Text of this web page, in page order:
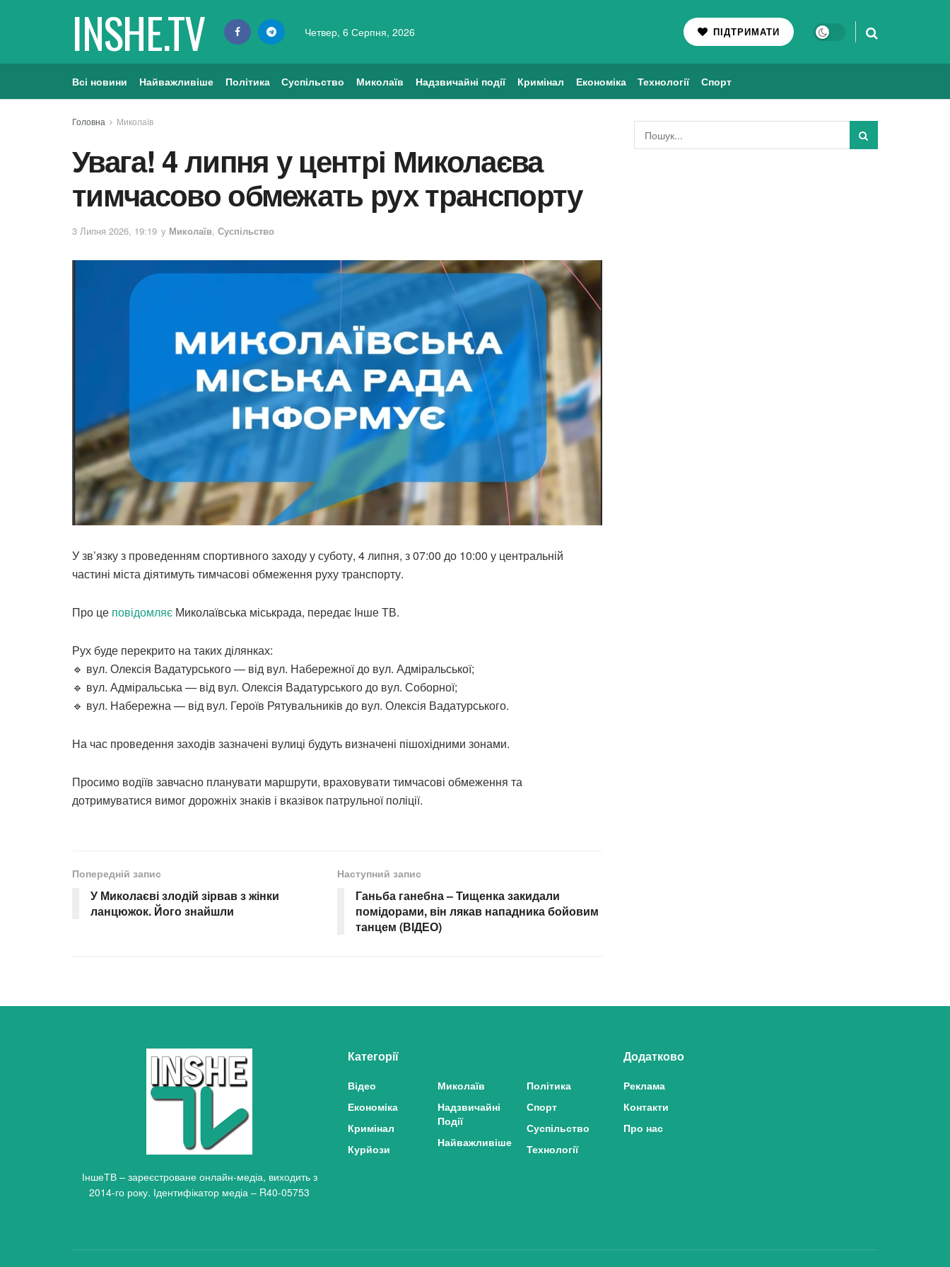
INSHE.TV Четвер, 6 Серпня, 2026 ПІДТРИМАТИ
Всі новини Найважливіше Політика Суспільство Миколаїв Надзвичайні події Кримінал Економіка Технології Спорт
Головна Миколаїв
Увага! 4 липня у центрі Миколаєва
тимчасово обмежать рух транспорту
3 Липня 2026, 19:19 у Миколаїв, Суспільство
У зв’язку з проведенням спортивного заходу у суботу, 4 липня, з 07:00 до 10:00 у центральній
частині міста діятимуть тимчасові обмеження руху транспорту.
Про це повідомляє Миколаївська міськрада, передає Інше ТВ.
Рух буде перекрито на таких ділянках:
🔹 вул. Олексія Вадатурського — від вул. Набережної до вул. Адміральської;
🔹 вул. Адміральська — від вул. Олексія Вадатурського до вул. Соборної;
🔹 вул. Набережна — від вул. Героїв Рятувальників до вул. Олексія Вадатурського.
На час проведення заходів зазначені вулиці будуть визначені пішохідними зонами.
Просимо водіїв завчасно планувати маршрути, враховувати тимчасові обмеження та
дотримуватися вимог дорожніх знаків і вказівок патрульної поліції.
Попередній запис
У Миколаєві злодій зірвав з жінки
ланцюжок. Його знайшли
Наступний запис
Ганьба ганебна – Тищенка закидали
помідорами, він лякав нападника бойовим
танцем (ВІДЕО)
ІншеТВ – зареєстроване онлайн-медіа, виходить з
2014-го року. Ідентифікатор медіа – R40-05753
Категорії
Відео
Економіка
Кримінал
Курйози
Миколаїв
Надзвичайні
Події
Найважливіше
Політика
Спорт
Суспільство
Технології
Додатково
Реклама
Контакти
Про нас